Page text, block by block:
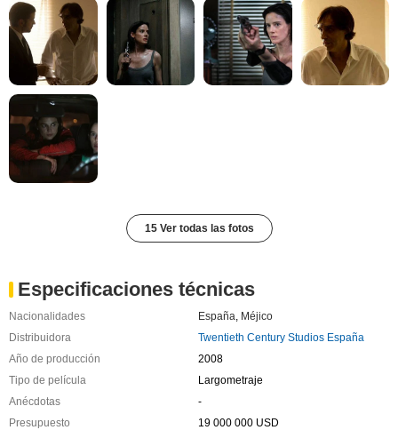
15 Ver todas las fotos
Especificaciones técnicas
Nacionalidades España, Méjico
Distribuidora
Twentieth Century Studios España
Año de producción
2008
Tipo de película
Largometraje
Anécdotas
-
Presupuesto
19 000 000 USD